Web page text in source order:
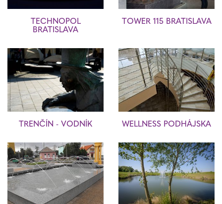
TECHNOPOL
BRATISLAVA
TOWER 115 BRATISLAVA
TRENČÍN - VODNÍK WELLNESS PODHÁJSKA